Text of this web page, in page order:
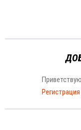
Регистрация